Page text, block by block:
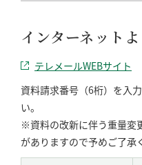
インターネット
テレメールWEBサイト
資料請求番号（6桁）を入
い。
※資料の改新に伴う重量変
がありますので予めご了承